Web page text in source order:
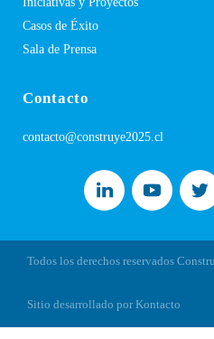
Casos de Éxito
Sala de Prensa
Contacto
contacto@construye2025.cl
Todos los derechos reservados
Sitio desarrollado por Kontacto